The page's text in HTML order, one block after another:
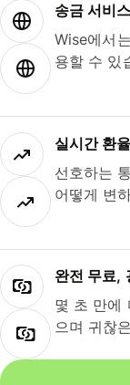
송금 서비
Wise에서
용할 수 있
실시간 환
선호하는
어떻게 변
완전 무료,
몇 초 만에
으며 귀찮